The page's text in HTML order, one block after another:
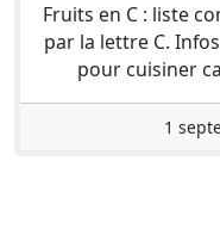
Fruits en C : liste
par la lettre C.
pour cuisiner
1